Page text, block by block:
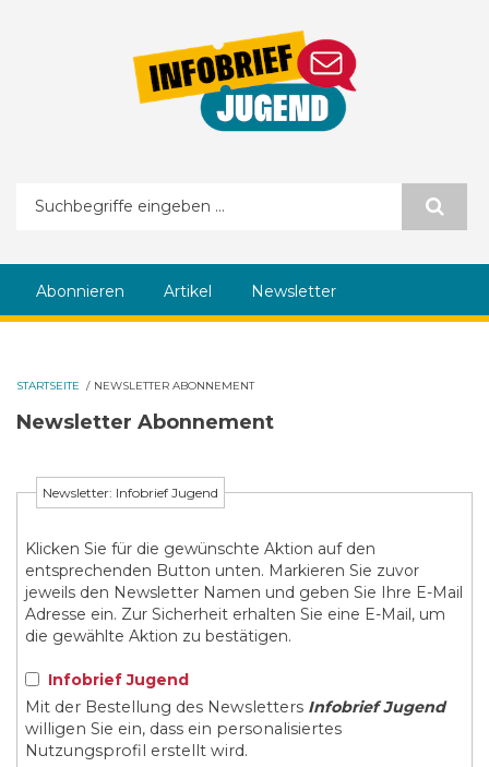
Suchformular
Abonnieren Artikel Newsletter
STARTSEITE / NEWSLETTER ABONNEMENT
Newsletter Abonnement
Newsletter: Infobrief Jugend
Klicken Sie für die gewünschte Aktion auf den
entsprechenden Button unten. Markieren Sie zuvor
jeweils den Newsletter Namen und geben Sie Ihre E-Mail
Adresse ein. Zur Sicherheit erhalten Sie eine E-Mail, um
die gewählte Aktion zu bestätigen.
Infobrief Jugend
Mit der Bestellung des Newsletters Infobrief Jugend
willigen Sie ein, dass ein personalisiertes
Nutzungsprofil erstellt wird.